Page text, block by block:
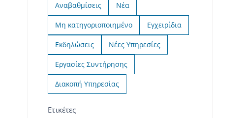
Αναβαθμίσεις Νέα
Μη κατηγοριοποιημένο Εγχειρίδια
Εκδηλώσεις Νέες Υπηρεσίες
Εργασίες Συντήρησης
Διακοπή Υπηρεσίας
Ετικέτες